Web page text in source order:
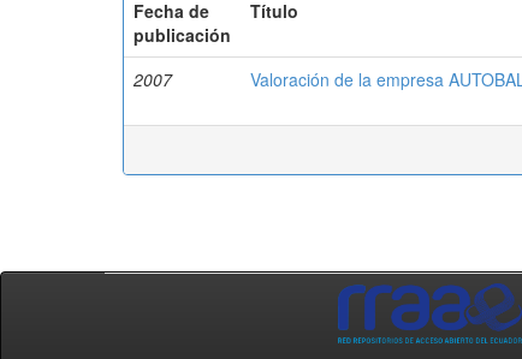
Fecha de
publicación
Título
2007 Valoración de la empresa